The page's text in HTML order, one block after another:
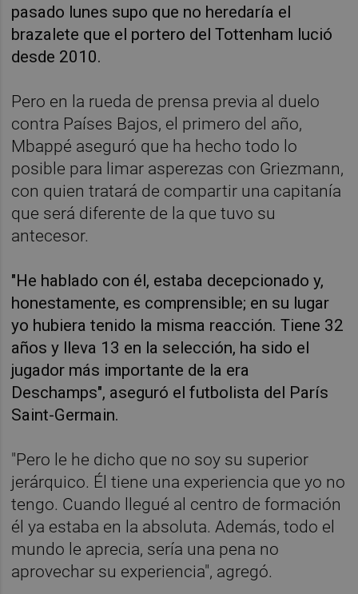
pasado lunes supo que no heredaría el
brazalete que el portero del Tottenham lució
desde 2010.
Pero en la rueda de prensa previa al duelo
contra Países Bajos, el primero del año,
Mbappé aseguró que ha hecho todo lo
posible para limar asperezas con Griezmann,
con quien tratará de compartir una capitanía
que será diferente de la que tuvo su
antecesor.
"He hablado con él, estaba decepcionado y,
honestamente, es comprensible; en su lugar
yo hubiera tenido la misma reacción. Tiene 32
años y lleva 13 en la selección, ha sido el
jugador más importante de la era
Deschamps", aseguró el futbolista del París
Saint-Germain.
"Pero le he dicho que no soy su superior
jerárquico. Él tiene una experiencia que yo no
tengo. Cuando llegué al centro de formación
él ya estaba en la absoluta. Además, todo el
mundo le aprecia, sería una pena no
aprovechar su experiencia", agregó.